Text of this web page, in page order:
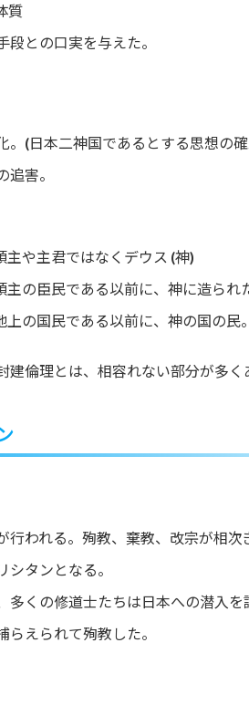
質
段との口実を与えた。
。(日本二神国であるとする思想の
追害。
主や主君ではなくデウス (神)
主の臣民である以前に、神に造られ
上の国民である以前に、神の国の民。
倫理とは、相容れない部分が多く
行われる。殉教、棄教、改宗が相
シタンとなる。
多くの修道士たちは日本への潜入
えられて殉教した。